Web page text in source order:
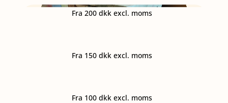
Fra 200 dkk excl. moms
Fra 150 dkk excl. moms
Fra 100 dkk excl. moms